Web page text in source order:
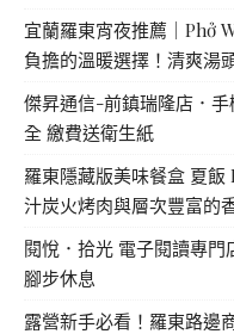
宜蘭羅東宵夜推薦｜Phở
負擔的溫暖選擇！清爽湯
傑昇通信-前鎮瑞隆店．
全 繳費送衛生紙
羅東隱藏版美味餐盒 夏飯
汁炭火烤肉與層次豐富的
閱悅．拾光 電子閱讀專
腳步休息
露營新手必看！羅東路邊